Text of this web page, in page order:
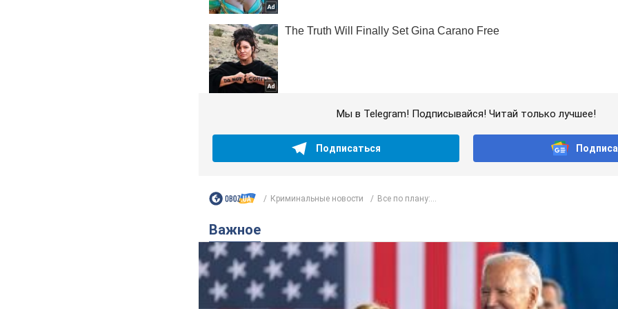
Мы в Telegram! Подписывайся! Читай только лучшее!
Подписаться
Криминальные новости Все по плану:...
Важное